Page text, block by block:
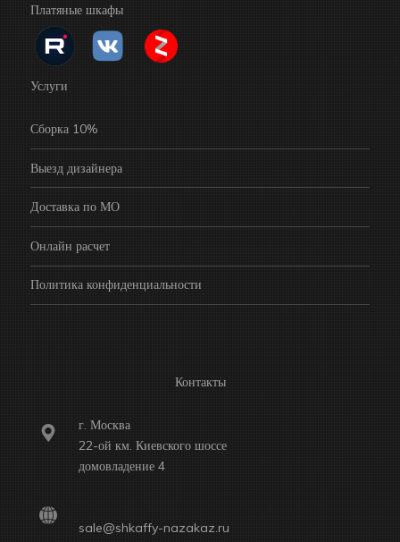
Платяные шкафы
Услуги
Сборка 10%
Выезд дизайнера
Доставка по МО
Онлайн расчет
Политика конфиденциальности
Контакты
г. Москва
22-ой км. Киевского шоссе
домовладение 4
sale@shkaffy-nazakaz.ru